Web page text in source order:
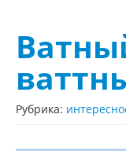
Рубрика: